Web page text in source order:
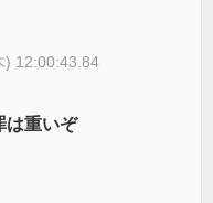
) 12:00:43.84
は重いぞ